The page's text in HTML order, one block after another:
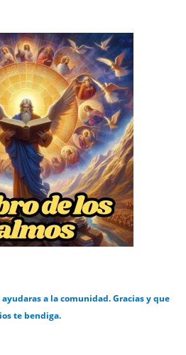
a la comunidad. Gracias y que
te bendiga.